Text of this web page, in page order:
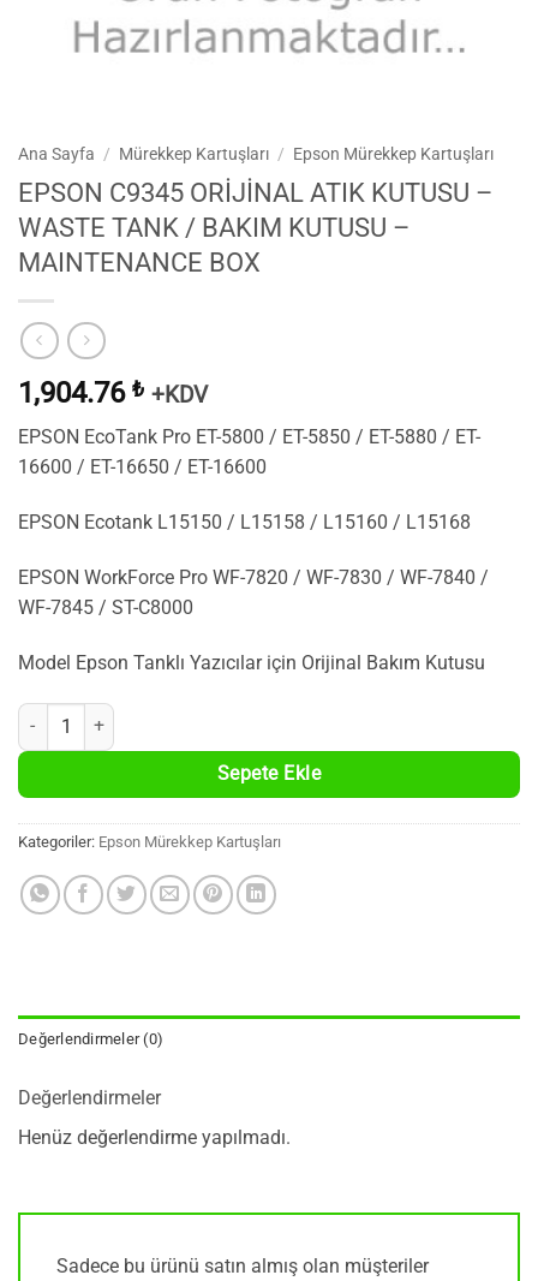
Ana Sayfa / Mürekkep Kartuşları / Epson Mürekkep Kartuşları
EPSON C9345 ORİJİNAL ATIK KUTUSU –
WASTE TANK / BAKIM KUTUSU –
MAINTENANCE BOX
1,904.76 ₺ +KDV
EPSON EcoTank Pro ET-5800 / ET-5850 / ET-5880 / ET-
16600 / ET-16650 / ET-16600
EPSON Ecotank L15150 / L15158 / L15160 / L15168
EPSON WorkForce Pro WF-7820 / WF-7830 / WF-7840 /
WF-7845 / ST-C8000
Model Epson Tanklı Yazıcılar için Orijinal Bakım Kutusu
EPSON C9345 ORİJİNAL ATIK KUTUSU - WASTE TANK / BAKIM
Sepete Ekle
Kategoriler: Epson Mürekkep Kartuşları
Değerlendirmeler (0)
Değerlendirmeler
Henüz değerlendirme yapılmadı.
Sadece bu ürünü satın almış olan müşteriler